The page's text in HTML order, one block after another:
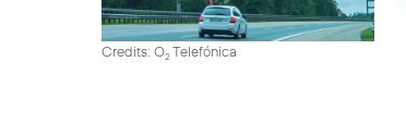
Credits: O2Telefónica